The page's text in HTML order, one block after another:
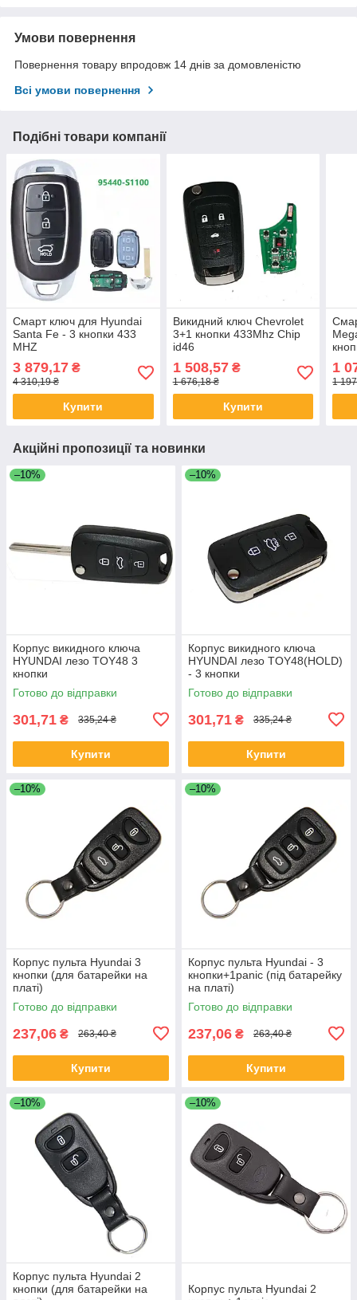
Умови повернення
Повернення товару впродовж 14 днів за домовленістю
Всі умови повернення
Подібні товари компанії
Смарт ключ для Hyundai
Santa Fe - 3 кнопки 433
MHZ
3 879,17 ₴
4 310,19 ₴
Купити
Викидний ключ Chevrolet
3+1 кнопки 433Mhz Chip
id46
1 508,57₴
1 676,18 ₴
Купити
1
1
Акційні пропозиції та новинки
–10%
Корпус викидного ключа
HYUNDAI лезо TOY48 3
кнопки
Готово до відправки
301,71 ₴ 335,24 ₴
Купити
–10%
Корпус викидного ключа
HYUNDAI лезо TOY48(HOLD)
- 3 кнопки
Готово до відправки
301,71 ₴ 335,24 ₴
Купити
–10%
Корпус пульта Hyundai 3
кнопки (для батарейки на
платі)
Готово до відправки
237,06 ₴ 263,40 ₴
Купити
–10%
Корпус пульта Hyundai - 3
кнопки+1panic (під батарейку
на платі)
Готово до відправки
237,06 ₴ 263,40 ₴
Купити
–10%
Корпус пульта Hyundai 2
кнопки (для батарейки на
–10%
Корпус пульта Hyundai 2